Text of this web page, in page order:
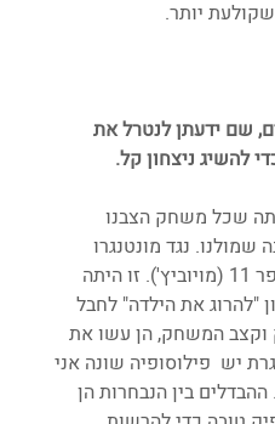
יותר.
שם ידעתן לנטרל את
להשיג ניצחון קל.
שכל משחק הצבנו
שמולנו. נגד מונטנגרו
המשימה היתה לחסל את מספר 11 (מויוביץ'). זו היתה
את הילדה" לחבל
וקצב המשחק, הן עשו את
יש  פילוסופיה שונה אני
בין הנבחרות הן